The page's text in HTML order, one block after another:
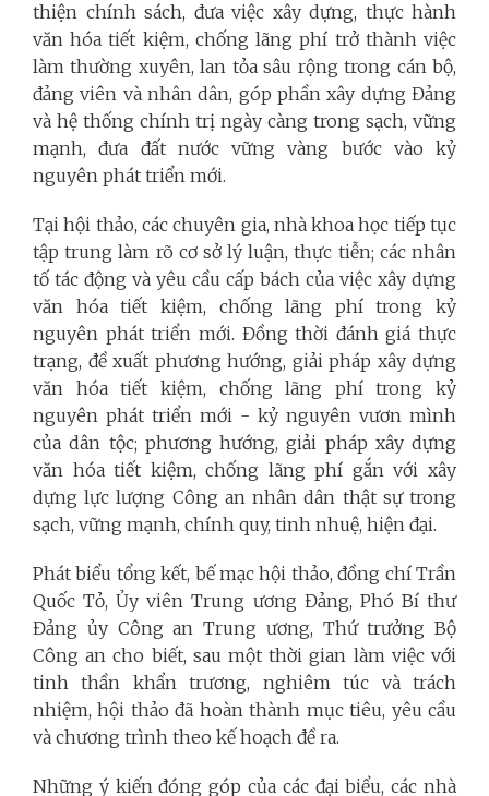
thiện chính sách, đưa việc xây dựng, thực hành
văn hóa tiết kiệm, chống lãng phí trở thành việc
làm thường xuyên, lan tỏa sâu rộng trong cán bộ,
đảng viên và nhân dân, góp phần xây dựng Đảng
và hệ thống chính trị ngày càng trong sạch, vững
mạnh, đưa đất nước vững vàng bước vào kỷ
nguyên phát triển mới.
Tại hội thảo, các chuyên gia, nhà khoa học tiếp tục
tập trung làm rõ cơ sở lý luận, thực tiễn; các nhân
tố tác động và yêu cầu cấp bách của việc xây dựng
văn hóa tiết kiệm, chống lãng phí trong kỷ
nguyên phát triển mới. Đồng thời đánh giá thực
trạng, đề xuất phương hướng, giải pháp xây dựng
văn hóa tiết kiệm, chống lãng phí trong kỷ
nguyên phát triển mới - kỷ nguyên vươn mình
của dân tộc; phương hướng, giải pháp xây dựng
văn hóa tiết kiệm, chống lãng phí gắn với xây
dựng lực lượng Công an nhân dân thật sự trong
sạch, vững mạnh, chính quy, tinh nhuệ, hiện đại.
Phát biểu tổng kết, bế mạc hội thảo, đồng chí Trần
Quốc Tỏ, Ủy viên Trung ương Đảng, Phó Bí thư
Đảng ủy Công an Trung ương, Thứ trưởng Bộ
Công an cho biết, sau một thời gian làm việc với
tinh thần khẩn trương, nghiêm túc và trách
nhiệm, hội thảo đã hoàn thành mục tiêu, yêu cầu
và chương trình theo kế hoạch đề ra.
Những ý kiến đóng góp của các đại biểu, các nhà